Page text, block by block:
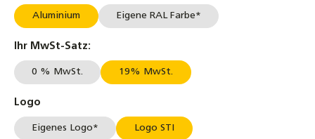
Aluminium Eigene RAL Farbe*
Ihr MwSt-Satz:
0 % MwSt. 19% MwSt.
Logo
Eigenes Logo* Logo STI